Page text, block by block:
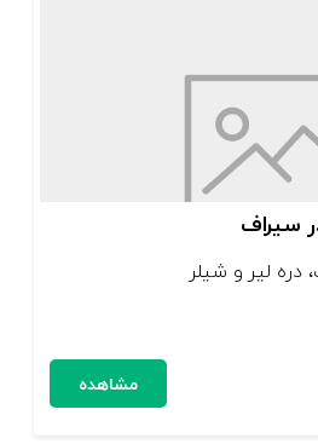
سیراف
دره لیر و شیلر
مشاهده